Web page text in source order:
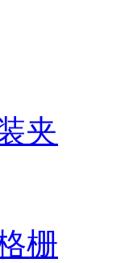
夹
栅